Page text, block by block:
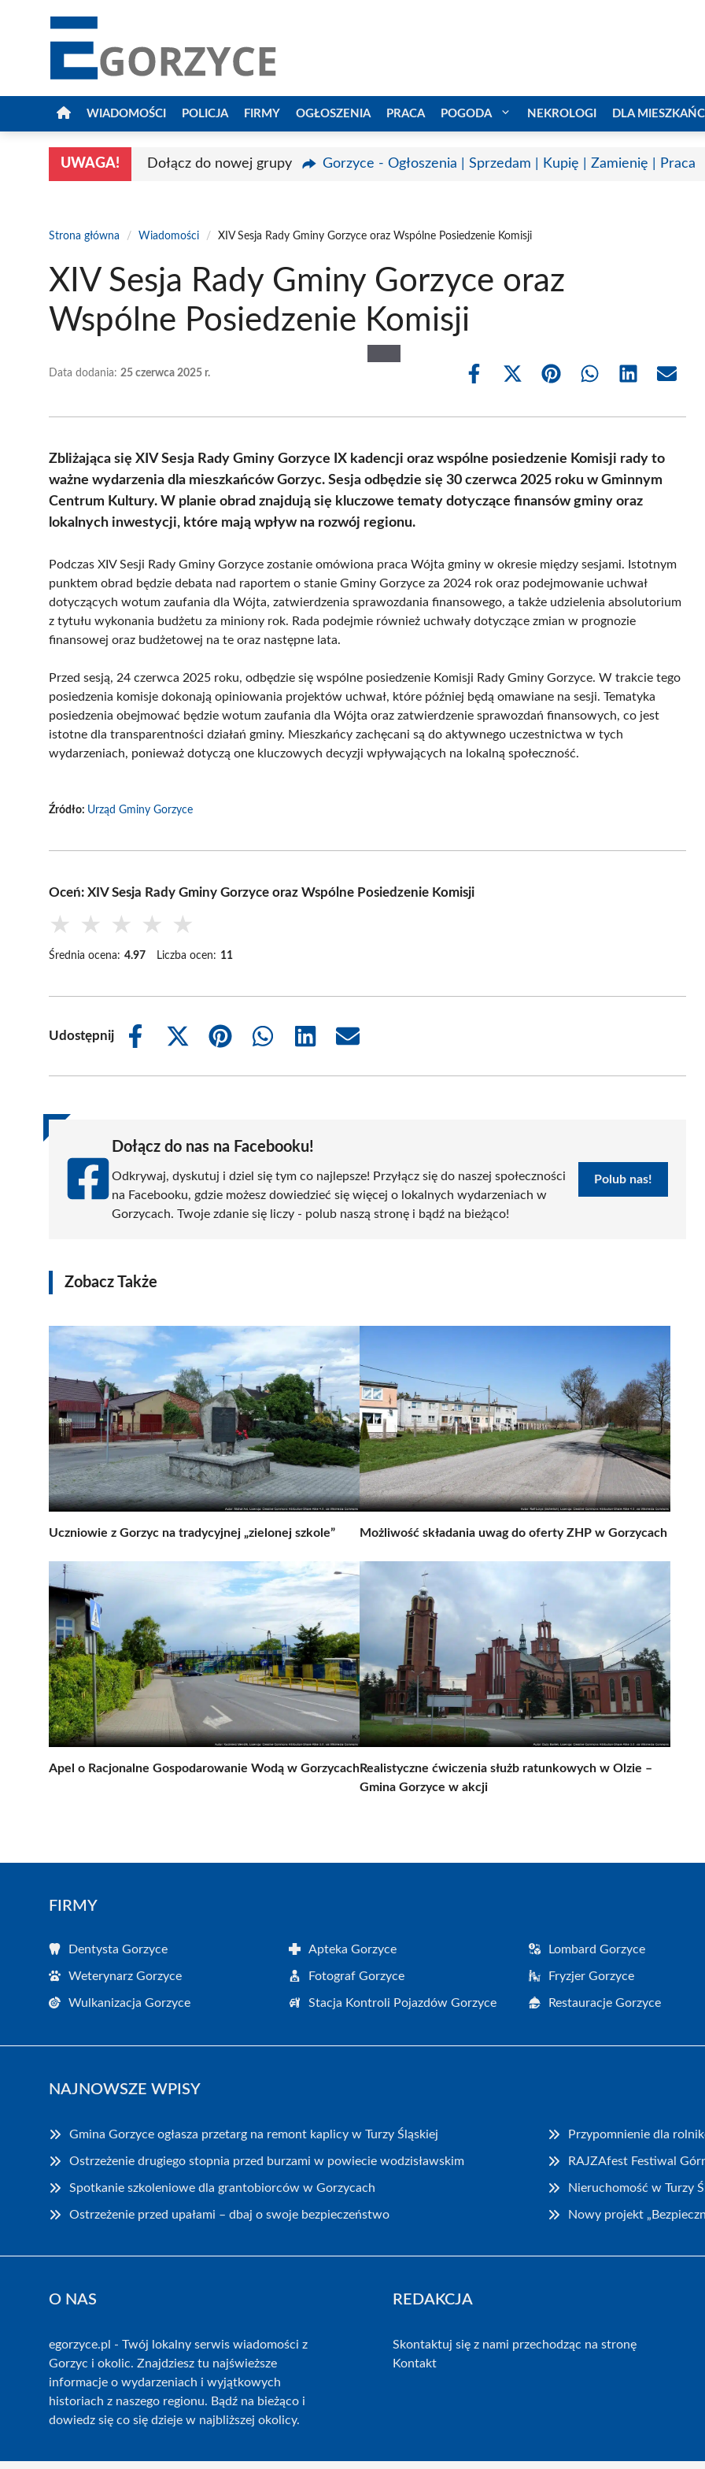
WIADOMOŚCI POLICJA FIRMY OGŁOSZENIA PRACA POGODA NEKROLOGI DLA
UWAGA! Dołącz do nowej grupy Gorzyce - Ogłoszenia | Sprzedam | Kupię | Zamienię | Praca
Strona główna / Wiadomości / XIV Sesja Rady Gminy Gorzyce oraz Wspólne Posiedzenie Komisji
XIV Sesja Rady Gminy Gorzyce oraz
Wspólne Posiedzenie Komisji
Data dodania: 25 czerwca 2025 r.
Share
Share
(Twitter)
Share Share Share Share
Zbliżająca się XIV Sesja Rady Gminy Gorzyce IX kadencji oraz wspólne posiedzenie Komisji rady to
ważne wydarzenia dla mieszkańców Gorzyc. Sesja odbędzie się 30 czerwca 2025 roku w Gminnym
Centrum Kultury. W planie obrad znajdują się kluczowe tematy dotyczące finansów gminy oraz
lokalnych inwestycji, które mają wpływ na rozwój regionu.
Podczas XIV Sesji Rady Gminy Gorzyce zostanie omówiona praca Wójta gminy w okresie między sesjami. Istotnym
punktem obrad będzie debata nad raportem o stanie Gminy Gorzyce za 2024 rok oraz podejmowanie uchwał
dotyczących wotum zaufania dla Wójta, zatwierdzenia sprawozdania finansowego, a także udzielenia absolutorium
z tytułu wykonania budżetu za miniony rok. Rada podejmie również uchwały dotyczące zmian w prognozie
finansowej oraz budżetowej na te oraz następne lata.
Przed sesją, 24 czerwca 2025 roku, odbędzie się wspólne posiedzenie Komisji Rady Gminy Gorzyce. W trakcie tego
posiedzenia komisje dokonają opiniowania projektów uchwał, które później będą omawiane na sesji. Tematyka
posiedzenia obejmować będzie wotum zaufania dla Wójta oraz zatwierdzenie sprawozdań finansowych, co jest
istotne dla transparentności działań gminy. Mieszkańcy zachęcani są do aktywnego uczestnictwa w tych
wydarzeniach, ponieważ dotyczą one kluczowych decyzji wpływających na lokalną społeczność.
Źródło: Urząd Gminy Gorzyce
Oceń: XIV Sesja Rady Gminy Gorzyce oraz Wspólne Posiedzenie Komisji
★ ★ ★ ★ ★
Średnia ocena: 4.97 Liczba ocen: 11
Udostępnij
Share
Share
(Twitter)
Share
Share
Share
Share
Dołącz do nas na Facebooku!
Odkrywaj, dyskutuj i dziel się tym co najlepsze! Przyłącz się do naszej społeczności
na Facebooku, gdzie możesz dowiedzieć się więcej o lokalnych wydarzeniach w
Gorzycach. Twoje zdanie się liczy - polub naszą stronę i bądź na bieżąco!
Polub nas!
Zobacz Także
Uczniowie z Gorzyc na tradycyjnej „zielonej szkole” Możliwość składania uwag do oferty ZHP w Gorzycach
Apel o Racjonalne Gospodarowanie Wodą w GorzycachRealistyczne ćwiczenia służb ratunkowych w Olzie –
Gmina Gorzyce w akcji
FIRMY
Dentysta Gorzyce Apteka Gorzyce Lombard Gorzyce
Weterynarz Gorzyce Fotograf Gorzyce Fryzjer Gorzyce
Wulkanizacja Gorzyce Stacja Kontroli Pojazdów Gorzyce Restauracje Gorzyce
NAJNOWSZE WPISY
Gmina Gorzyce ogłasza przetarg na remont kaplicy w Turzy Śląskiej Przypomnienie dla
Ostrzeżenie drugiego stopnia przed burzami w powiecie wodzisławskim RAJZAfest Festiwal
Spotkanie szkoleniowe dla grantobiorców w Gorzycach Nieruchomość w Turzy
Ostrzeżenie przed upałami – dbaj o swoje bezpieczeństwo Nowy projekt
O NAS
egorzyce.pl - Twój lokalny serwis wiadomości z
Gorzyc i okolic. Znajdziesz tu najświeższe
informacje o wydarzeniach i wyjątkowych
historiach z naszego regionu. Bądź na bieżąco i
dowiedz się co się dzieje w najbliższej okolicy.
REDAKCJA
Skontaktuj się z nami przechodząc na stronę
Kontakt